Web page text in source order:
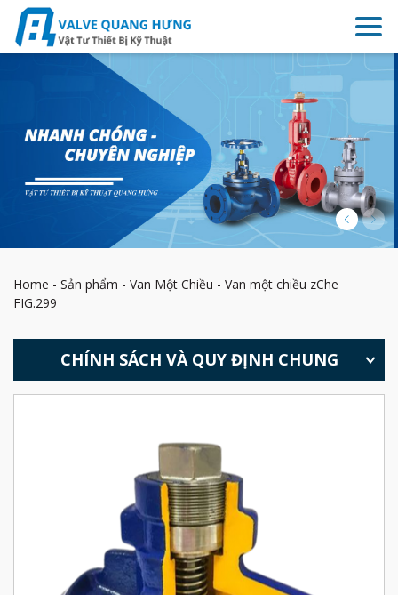
Home - Sản phẩm - Van Một Chiều - Van một chiều zChe
FIG.299
CHÍNH SÁCH VÀ QUY ĐỊNH CHUNG
HƯỚNG DẪN MUA HÀNG
CHÍNH SÁCH BẢO HÀNH
CHÍNH SÁCH BẢO MẬT
CHÍNH SÁCH VẬN CHUYỂN VÀ GIAO NHẬN
ĐỐI TÁC CỦA CHÚNG TÔI